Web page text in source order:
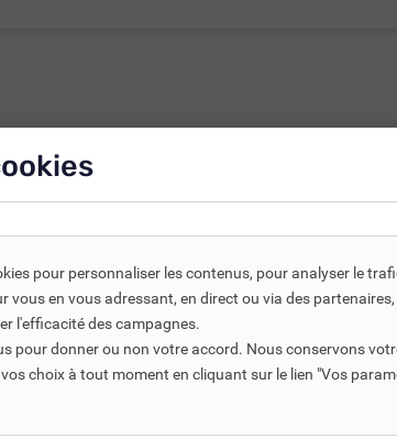
associés. Ils vous permettent soit
-35%pour personnaliser les contenus, pour analyser le
vous en vous adressant, en direct ou via des
l'efficacité des campagnes.
pour donner ou non votre accord. Nous conservons
choix à tout moment en cliquant sur le lien "Vos